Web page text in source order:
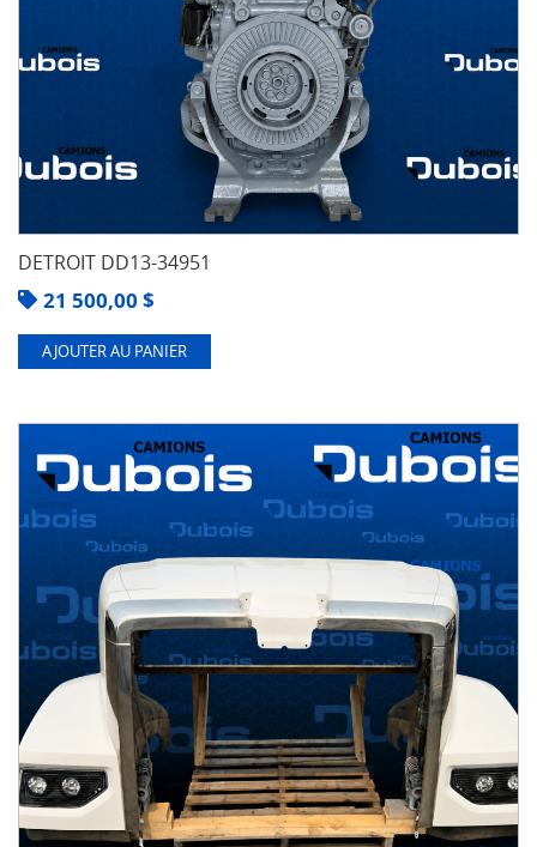
DETROIT DD13-34951
21 500,00 $
AJOUTER AU PANIER